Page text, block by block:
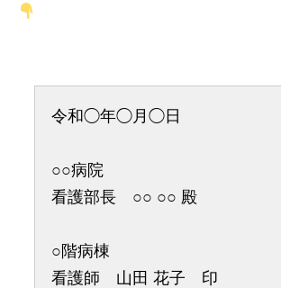
令和◯年◯月◯日
○○病院
看護部長 ○○ ○○ 殿
○階病棟
看護師 山田 花子 印